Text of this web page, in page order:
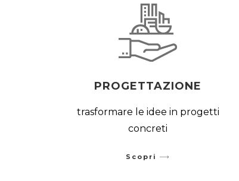
PROGETTAZIONE
trasformare le idee in progetti
concreti
Scopri